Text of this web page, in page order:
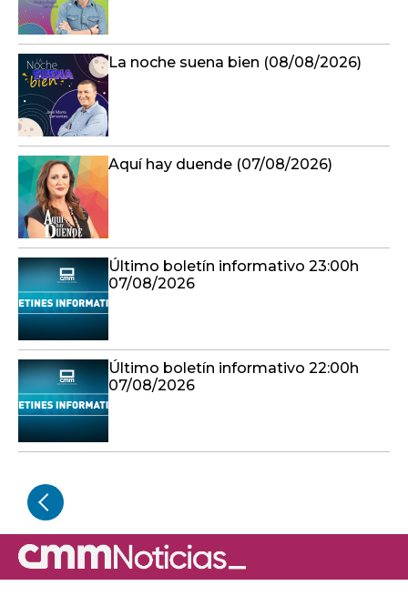
La noche suena bien (08/08/2026)
Aquí hay duende (07/08/2026)
Último boletín informativo 23:00h
07/08/2026
Último boletín informativo 22:00h
07/08/2026